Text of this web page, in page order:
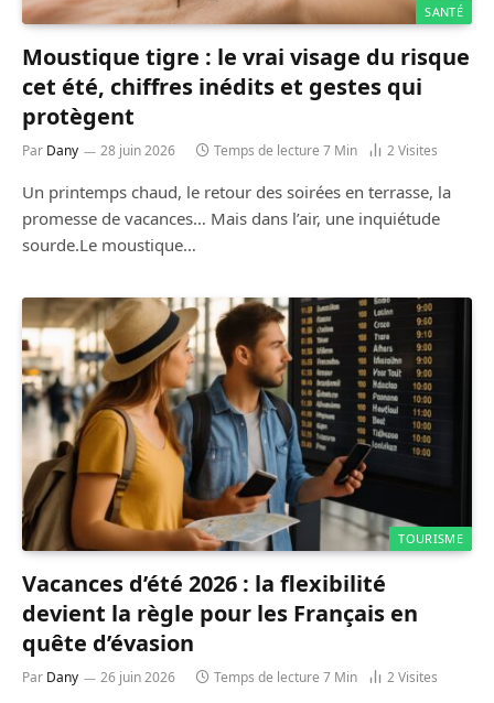
SANTÉ
Moustique tigre : le vrai visage du risque
cet été, chiffres inédits et gestes qui
protègent
Par Dany 28 juin 2026 Temps de lecture 7 Min 2Visites
Un printemps chaud, le retour des soirées en terrasse, la
promesse de vacances… Mais dans l’air, une inquiétude
sourde.Le moustique…
TOURISME
Vacances d’été 2026 : la flexibilité
devient la règle pour les Français en
quête d’évasion
Par Dany 26 juin 2026 Temps de lecture 7 Min 2Visites